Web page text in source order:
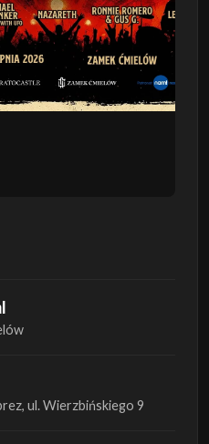
ul. Wierzbińskiego 9